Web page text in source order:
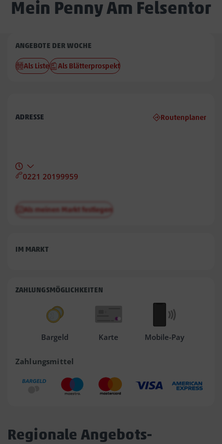
Mein Penny Am Felsentor
Penny
Am
Felsentor
ANGEBOTE DER WOCHE
Als Liste Als Blätterprospekt
ADRESSE Routenplaner
0221 20199959
Als meinen Markt festlegen
IM MARKT
ZAHLUNGSMÖGLICHKEITEN
Bargeld Karte Mobile-Pay
Zahlungsmittel
Regionale Angebots-